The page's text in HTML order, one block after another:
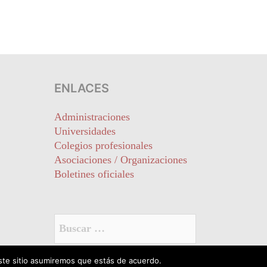
ENLACES
Administraciones
Universidades
Colegios profesionales
Asociaciones / Organizaciones
Boletines oficiales
sitio asumiremos que estás de acuerdo.